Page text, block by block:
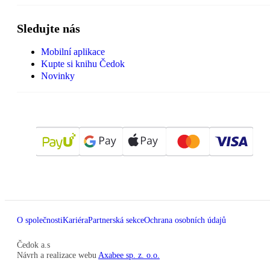
Sledujte nás
Mobilní aplikace
Kupte si knihu Čedok
Novinky
O společnostiKariéraPartnerská sekceOchrana osobních údajů
Čedok a.s
Návrh a realizace webu Axabee sp. z. o.o.